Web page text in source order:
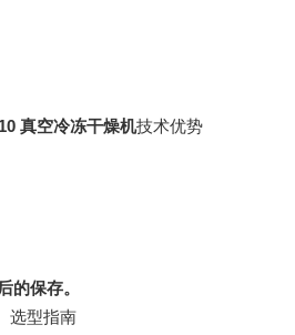
真空冷冻干燥机技术优势
的保存。
选型指南